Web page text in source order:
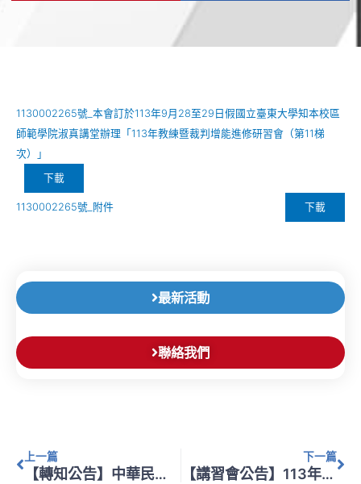
1130002265號_本會訂於113年9月28至29日假國立臺東大學知本校區
師範學院淑真講堂辦理「113年教練暨裁判增能進修研習會（第11梯
次）」
下載
1130002265號_附件 下載
最新活動
聯絡我們
上一篇
【轉知公告】中華民國運動總會辦理「113年教練暨裁判增能進修研習會（第10梯次）」
下一篇
【講習會公告】113年度(雲林場)C級裁判講習會